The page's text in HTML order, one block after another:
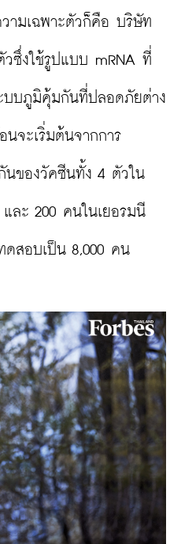
ามเฉพาะตัวก็คือ บริษัท
ซึ่งใช้รูปแบบ mRNA ที่
บบภูมิคุ้มกันที่ปลอดภัยต่าง
จะเริ่มต้นจากการ
นของวัคซีนทั้ง 4 ตัวใน
ละ 200 คนในเยอรมนี
ดสอบเป็น 8,000 คน